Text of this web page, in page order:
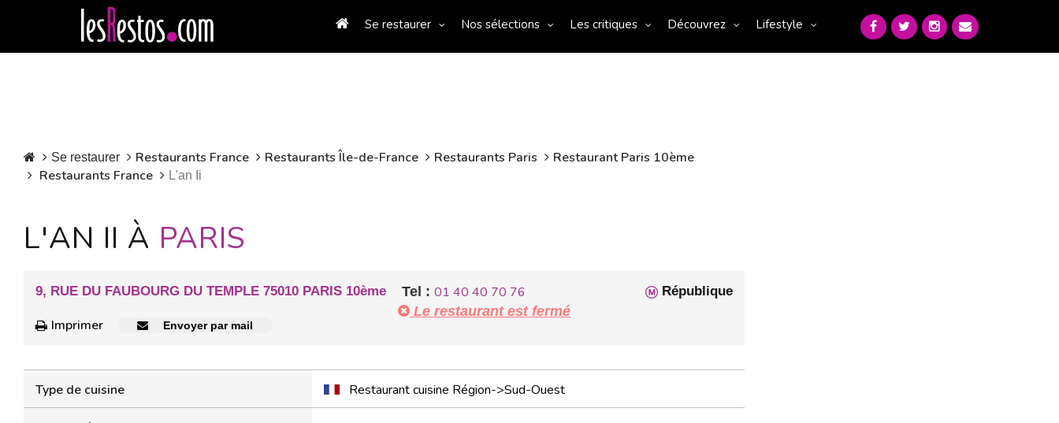
Se restaurer Nos sélections Les critiques Découvrez Lifestyle
Se restaurer Restaurants France Restaurants Île-de-France Restaurants Paris
Restaurant Paris 10ème
Restaurants France
L'an Ii
L'AN II À PARIS
9, RUE DU FAUBOURG DU TEMPLE 75010 PARIS 10ème République
Tel : 01 40 40 70 76
Imprimer
Envoyer par mail
Le restaurant est fermé
Type de cuisine Restaurant cuisine Région->Sud-Ouest